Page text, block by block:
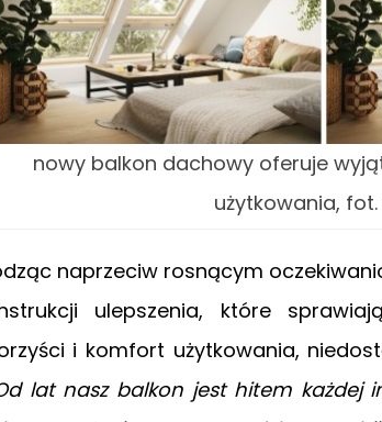
nowy balkon dachowy oferuje
użytkowania, fot.
naprzeciw rosnącym
ulepszenia, które
i komfort użytkowania,
lat nasz balkon jest hitem każdej